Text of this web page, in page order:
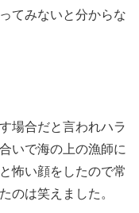
てみないと分からな
場合だと言われハラ
いで海の上の漁師に
怖い顔をしたので常
のは笑えました。